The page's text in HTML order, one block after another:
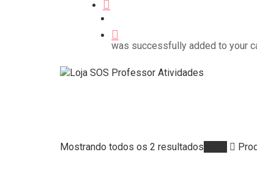
was successfully added to your
Mostrando todos os 2 resultados Classificado